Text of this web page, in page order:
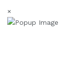
×